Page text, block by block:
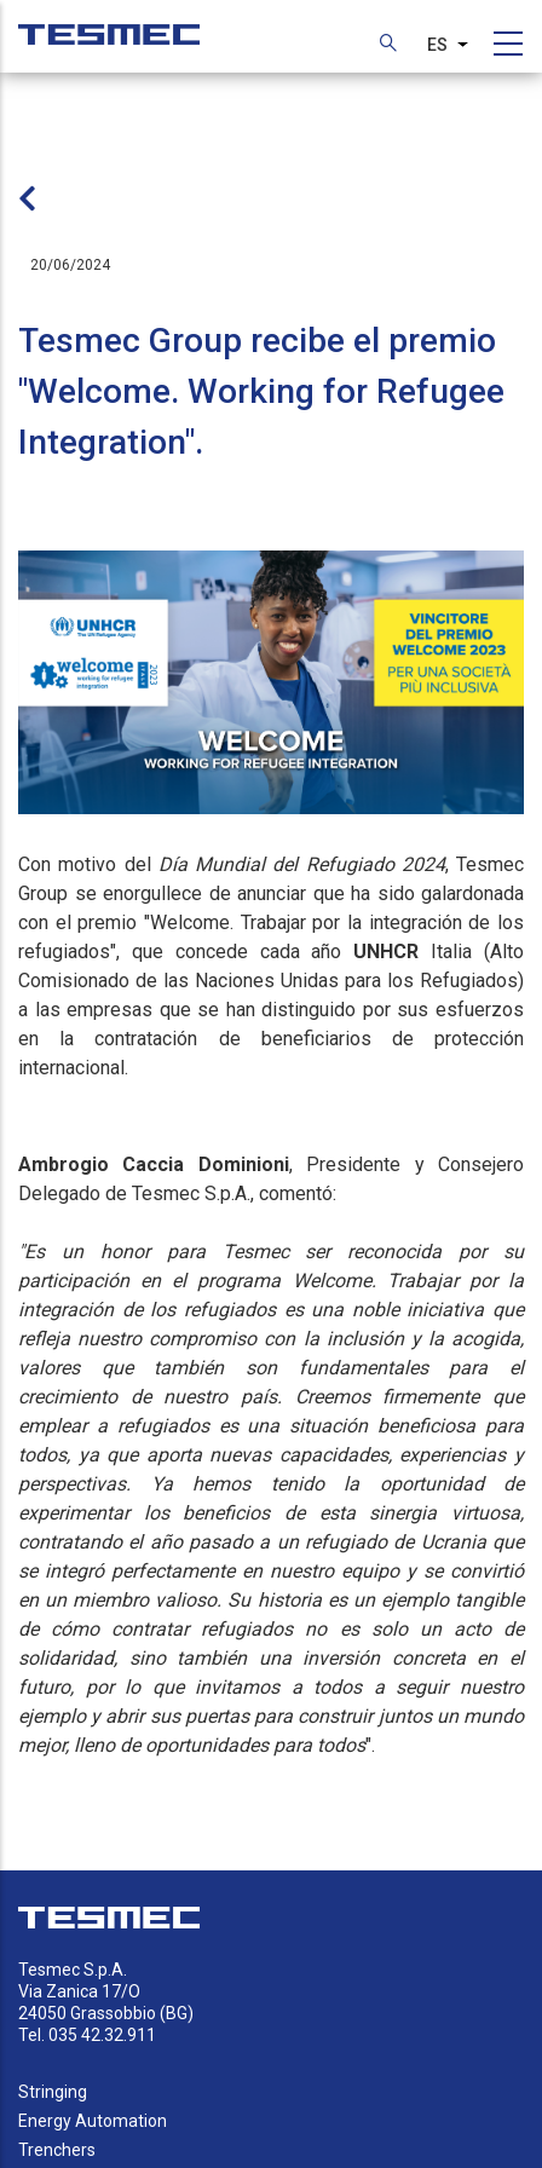
contenido
ES Lista
20/06/2024
Tesmec Group recibe el premio
"Welcome. Working for Refugee
Integration".
Con motivo del Día Mundial del Refugiado 2024, Tesmec
Group se enorgullece de anunciar que ha sido galardonada
con el premio "Welcome. Trabajar por la integración de los
refugiados", que concede cada año UNHCR
Italia (Alto
Comisionado de las Naciones Unidas para los Refugiados)
a las empresas que se han distinguido por sus esfuerzos
en la contratación de beneficiarios de protección
internacional.
Ambrogio Caccia Dominioni, Presidente y Consejero
Delegado de Tesmec S.p.A., comentó:
"Es un honor para Tesmec ser reconocida por su
participación en el programa Welcome. Trabajar por la
integración de los refugiados es una noble iniciativa que
refleja nuestro compromiso con la inclusión y la acogida,
valores que también son fundamentales para el
crecimiento de nuestro país. Creemos firmemente que
emplear a refugiados es una situación beneficiosa para
todos, ya que aporta nuevas capacidades, experiencias y
perspectivas. Ya hemos tenido la oportunidad de
experimentar los beneficios de esta sinergia virtuosa,
contratando el año pasado a un refugiado de Ucrania que
se integró perfectamente en nuestro equipo y se convirtió
en un miembro valioso. Su historia es un ejemplo tangible
de cómo contratar refugiados no es solo un acto de
solidaridad, sino también una inversión concreta en el
futuro, por lo que invitamos a todos a seguir nuestro
ejemplo y abrir sus puertas para construir juntos un mundo
mejor, lleno de oportunidades para todos".
Tesmec S.p.A.
Via Zanica 17/O
24050 Grassobbio (BG)
Tel. 035 42.32.911
Stringing
Energy Automation
Trenchers